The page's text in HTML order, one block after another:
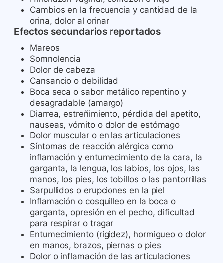
Cambios en la frecuencia y cantidad de la
orina, dolor al orinar
Efectos secundarios reportados
Mareos
Somnolencia
Dolor de cabeza
Cansancio o debilidad
Boca seca o sabor metálico repentino y
desagradable (amargo)
Diarrea, estreñimiento, pérdida del apetito,
nauseas, vómito o dolor de estómago
Dolor muscular o en las articulaciones
Síntomas de reacción alérgica como
inflamación y entumecimiento de la cara, la
garganta, la lengua, los labios, los ojos, las
manos, los pies, los tobillos o las pantorrillas
Sarpullidos o erupciones en la piel
Inflamación o cosquilleo en la boca o
garganta, opresión en el pecho, dificultad
para respirar o tragar
Entumecimiento (rigidez), hormigueo o dolor
en manos, brazos, piernas o pies
Dolor o inflamación de las articulaciones